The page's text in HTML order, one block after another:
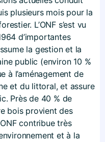
plusieurs mois pour la
L’ONF s’est vu
d’importantes
la gestion et la
public (environ 10 %
à l’aménagement de
et du littoral, et assure
Près de 40 % de
bois provient des
contribue très
et à la